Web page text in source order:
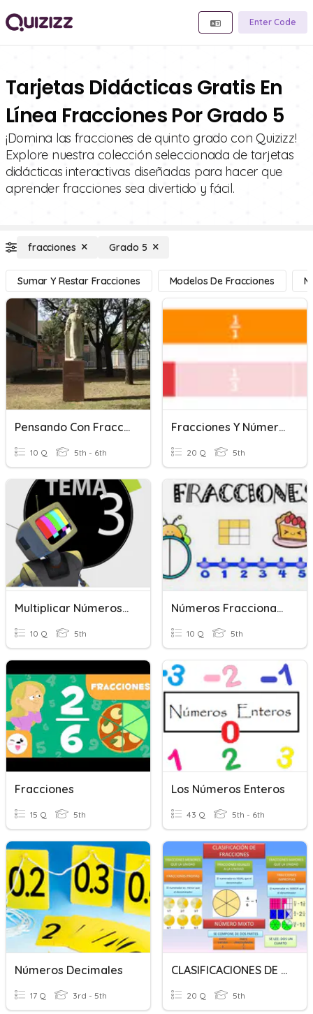
Enter Code
Tarjetas Didácticas Gratis En
Línea Fracciones Por Grado 5
¡Domina las fracciones de quinto grado con Quizizz!
Explore nuestra colección seleccionada de tarjetas
didácticas interactivas diseñadas para hacer que
aprender fracciones sea divertido y fácil.
fracciones Grado 5
Sumar Y Restar Fracciones Modelos De Fracciones
Pensando Con Fracciones
10 Q 5th - 6th
Fracciones Y Números Mixtos
20 Q 5th
Multiplicar Números Enteros Y Números Decimales
10 Q 5th
Números Fraccionarios
10 Q 5th
Fracciones
15 Q 5th
Los Números Enteros
43 Q 5th - 6th
Números Decimales
17 Q 3rd - 5th
CLASIFICACIONES DE FRACCIONES
20 Q 5th